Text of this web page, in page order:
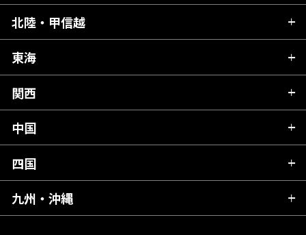
青森県
秋田県
岩手県
宮城県
福島県
茨城県
栃木県
群馬県
千葉県
東京都
神奈川県
北陸・甲信越
新潟県
富山県
石川県
山梨県
長野県
東海
岐阜県
静岡県
愛知県
関西
滋賀県
京都府
大阪府
中国
広島県
岡山県
四国
愛媛県
九州・沖縄